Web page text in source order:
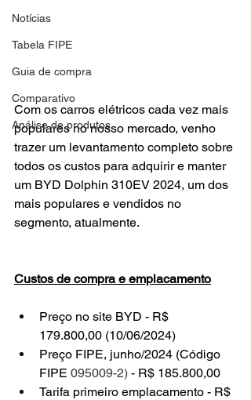
Notícias
Tabela FIPE
Guia de compra
Comparativo
Análise de produtos
Com os carros elétricos cada vez mais
populares no nosso mercado, venho
trazer um levantamento completo sobre
todos os custos para adquirir e manter
um BYD Dolphin 310EV 2024, um dos
mais populares e vendidos no
segmento, atualmente.
Custos de compra e emplacamento
Preço no site BYD - R$
179.800,00 (10/06/2024)
Preço FIPE, junho/2024 (Código
FIPE 095009-2) - R$ 185.800,00
Tarifa primeiro emplacamento - R$